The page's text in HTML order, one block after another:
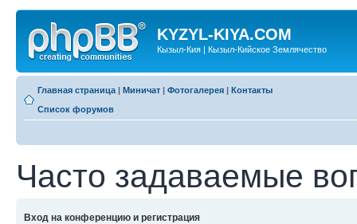
KYZYL-KIYA.COM
Кызыл-Кия | Кызыл-Кийское Землячество
Главная страница | Миничат | Фотогалерея | Контакты
Список форумов
Часто задаваемые
Вход на конференцию и регистрация